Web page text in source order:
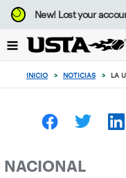
Enfoque
desde
botón
volver
principio
New!Lost your
INICIO > NOTICIAS > LA
NACIONAL